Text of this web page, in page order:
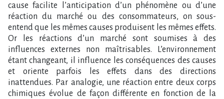
cause facilite l’anticipation d’un phénomène ou d’une
réaction du marché ou des consommateurs, on sous-
entend que les mêmes causes produisent les mêmes effets.
Or les réactions d’un marché sont soumises à des
influences externes non maîtrisables. L’environnement
étant changeant, il influence les conséquences des causes
et oriente parfois les effets dans des directions
inattendues. Par analogie, une réaction entre deux corps
chimiques évolue de façon différente en fonction de la